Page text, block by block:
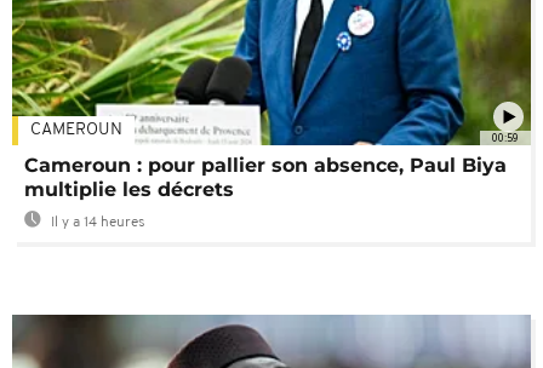
00:59
CAMEROUN
Cameroun : pour pallier son absence, Paul Biya
multiplie les décrets
Il y a 14 heures